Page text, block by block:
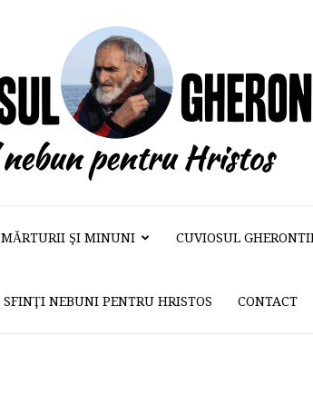
Cuviosul
MĂRTURII ŞI MINUNI CUVIOSUL
SFINŢI NEBUNI PENTRU HRISTOS CONTACT